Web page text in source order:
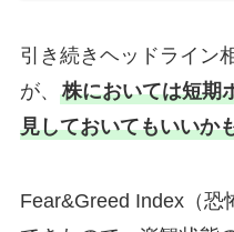
引き続きヘッドライン
が、 株においては短期
見しておいてもいいか
Fear&Greed Index（恐